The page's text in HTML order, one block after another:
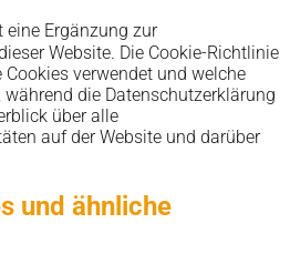
eine Ergänzung zur
Website. Die Cookie-Richtlinie
Cookies verwendet und welche
die Datenschutzerklärung
über alle
auf der Website und darüber
und ähnliche